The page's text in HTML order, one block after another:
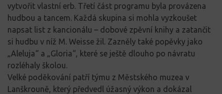
vytvořit vlastní erb. Třetí část programu byla provázena
hudbou a tancem. Každá skupina si mohla vyzkoušet
napsat list z kancionálu – dobové zpěvní knihy a zatančit
si hudbu v níž M. Weisse žil. Zazněly také popěvky jako
„Aleluja“ a „Gloria“, které se ještě dlouho po návratu
rozléhaly školou.
Velké poděkování patří týmu z Městského muzea v
Lanškrouně, který předvedl úžasný výkon a dokázal